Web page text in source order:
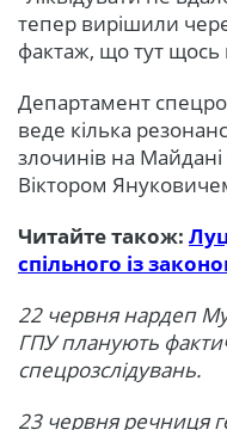
тепер вирішили
фактаж, що тут щось
Департамент
веде кілька
злочинів на Майдані
Віктором
Читайте також:
спільного із
22 червня нардеп
ГПУ планують
спецрозслідувань.
23 червня речниця